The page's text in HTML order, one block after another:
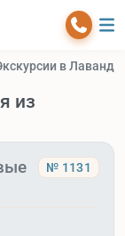
в
из
№ 1131